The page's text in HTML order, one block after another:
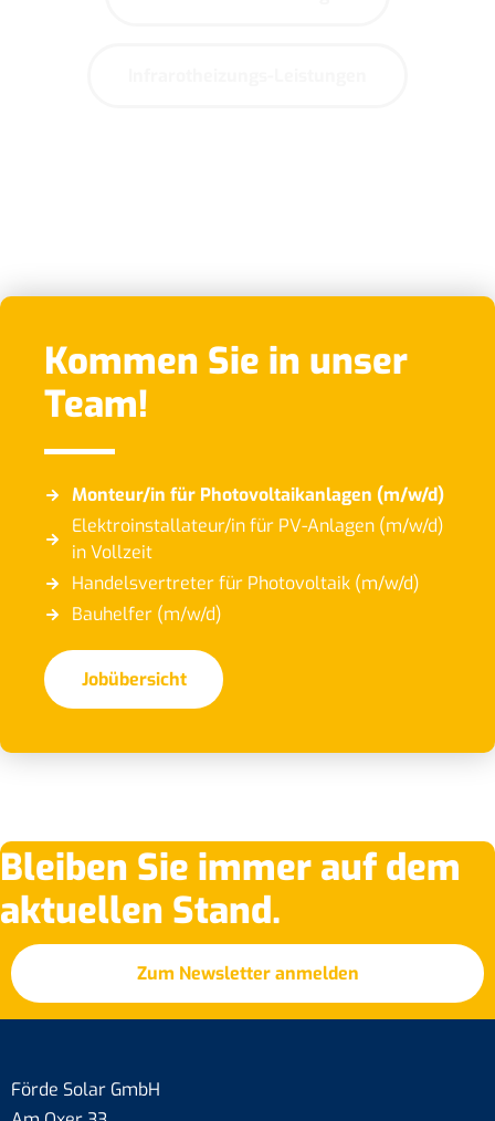
Kommen Sie in unser
Team!
Monteur/in für Photovoltaikanlagen (m/w/d)
Elektroinstallateur/in für PV-Anlagen (m/w/d)
in Vollzeit
Handelsvertreter für Photovoltaik (m/w/d)
Bauhelfer (m/w/d)
Jobübersicht
Bleiben Sie immer auf dem
aktuellen Stand.
Zum Newsletter anmelden
Förde Solar GmbH